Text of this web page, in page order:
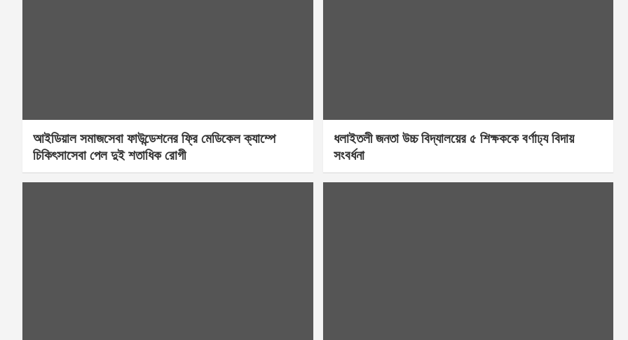
আইডিয়াল সমাজসেবা ফাউন্ডেশনের ফ্রি মেডিকেল ক্যাম্পে
চিকিৎসাসেবা পেল দুই শতাধিক রোগী
ধলাইতলী জনতা উচ্চ বিদ্যালয়ের ৫ শিক্ষককে বর্ণাঢ্য বিদায়
সংবর্ধনা